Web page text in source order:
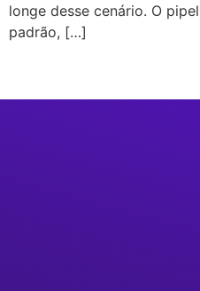
longe desse cenário. O
padrão, […]